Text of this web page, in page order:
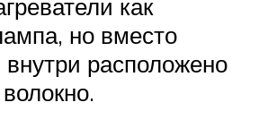
как
но вместо
расположено